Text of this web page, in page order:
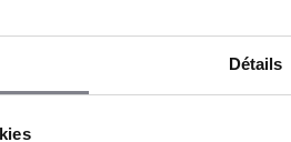
Détails
du réseau
Holly’s Diner
du Burger